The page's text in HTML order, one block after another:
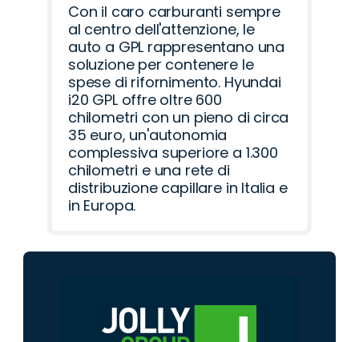
Con il caro carburanti sempre
al centro dell'attenzione, le
auto a GPL rappresentano una
soluzione per contenere le
spese di rifornimento. Hyundai
i20 GPL offre oltre 600
chilometri con un pieno di circa
35 euro, un'autonomia
complessiva superiore a 1.300
chilometri e una rete di
distribuzione capillare in Italia e
in Europa.